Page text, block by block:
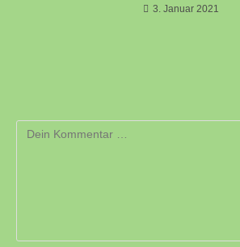
3. Januar 2021